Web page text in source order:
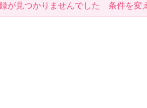
が見つかりませんでした 条件を